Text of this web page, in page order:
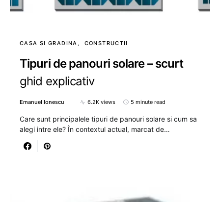
CASA SI GRADINA CONSTRUCTII
Tipuri de panouri solare – scurt
ghid explicativ
Emanuel Ionescu 6.2K views 5 minute read
Care sunt principalele tipuri de panouri solare si cum sa
alegi intre ele? În contextul actual, marcat de…